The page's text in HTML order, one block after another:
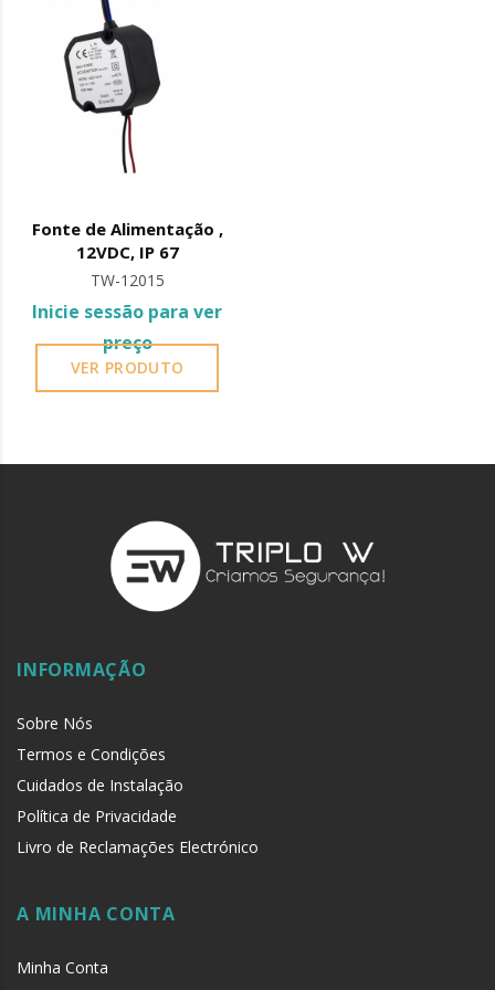
Fonte de Alimentação ,
12VDC, IP 67
TW-12015
Inicie sessão para ver
preço
VER PRODUTO
INFORMAÇÃO
Sobre Nós
Termos e Condições
Cuidados de Instalação
Política de Privacidade
Livro de Reclamações Electrónico
A MINHA CONTA
Minha Conta